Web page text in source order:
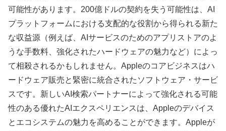
可能性があります。200億ドルの契約を失う可能性は、AI
プラットフォームにおける支配的な役割から得られる新た
な収益源（例えば、AIサービスのためのアプリストアのよ
うな手数料、強化されたハードウェアの魅力など）によっ
て相殺されるかもしれません。Appleのコアビジネスはハ
ードウェア販売と緊密に統合されたソフトウェア・サービ
スです。新しいAI検索パートナーによって強化される可能
性のある優れたAIエクスペリエンスは、Appleのデバイス
とエコシステムの魅力を高めることができます。Appleが